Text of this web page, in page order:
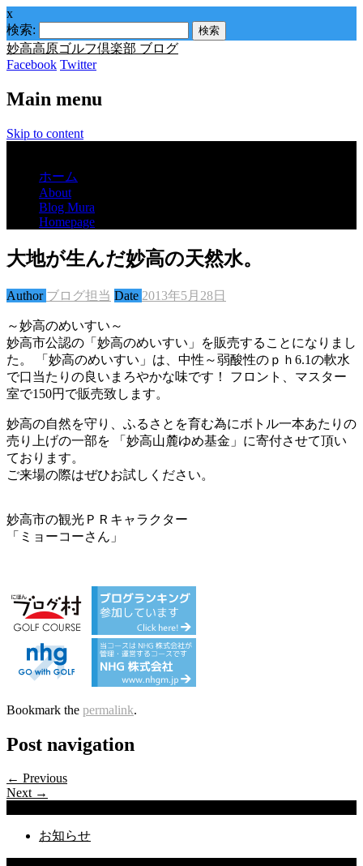
x
検索:
妙高高原ゴルフ倶楽部 ブログ
Facebook Twitter
Main menu
Skip to content
ホーム
About
Blog Mura
Homepage
大地が生んだ妙高の天然水。
Author ブログ担当 Date 2013年5月28日
～妙高のめいすい～
妙高市公認の「妙高のめいすい」を販売することになりまし
た。 「妙高のめいすい」は、中性～弱酸性のｐｈ6.1の軟水
で口当たりの良いまろやかな味です！ フロント、マスター
室で150円で販売致します。
妙高の自然を守り、ふるさとを育む為にボトル一本あたりの
売り上げの一部を 「妙高山麓ゆめ基金」に寄付させて頂い
ております。
ご来場の際はぜひお試しください。
妙高市の観光ＰＲキャラクター
「ミョーコーさん」
Bookmark the permalink.
Post navigation
← Previous
Next →
お知らせ